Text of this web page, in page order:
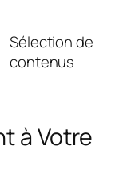
Sélection de
contenus
à Votre